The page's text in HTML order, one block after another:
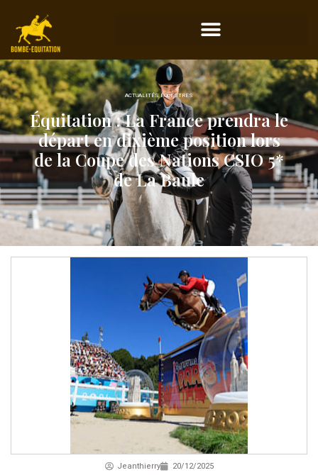
ACTUALITÉS ÉQUESTRES
Équitation : La France prendra le
départ en dixième position lors
de la Coupe des Nations CSIO 5*
de La Baule
Jeanthierry 20/12/2025